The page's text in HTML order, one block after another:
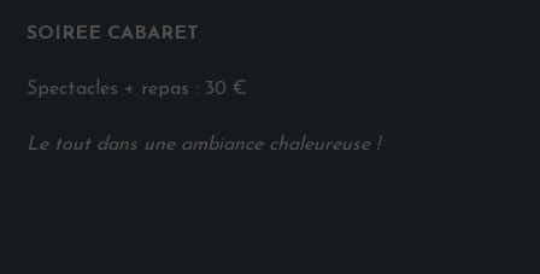
SOIREE CABARET
Spectacles + repas : 30 €
Le tout dans une ambiance chaleureuse !